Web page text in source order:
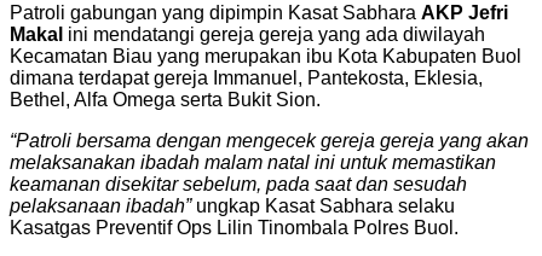
Patroli gabungan yang dipimpin Kasat Sabhara AKP Jefri
Makal ini mendatangi gereja gereja yang ada diwilayah
Kecamatan Biau yang merupakan ibu Kota Kabupaten Buol
dimana terdapat gereja Immanuel, Pantekosta, Eklesia,
Bethel, Alfa Omega serta Bukit Sion.
“Patroli bersama dengan mengecek gereja gereja yang akan
melaksanakan ibadah malam natal ini untuk memastikan
keamanan disekitar sebelum, pada saat dan sesudah
pelaksanaan ibadah”ungkap Kasat Sabhara selaku
Kasatgas Preventif Ops Lilin Tinombala Polres Buol.